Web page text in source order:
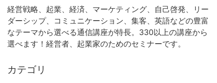
経営戦略、起業、経済、マーケティング、自己啓発、リー
ダーシップ、コミュニケーション、集客、英語などの豊富
なテーマから選べる通信講座が特長。330以上の講座から
選べます！経営者、起業家のためのセミナーです。
カテゴリ